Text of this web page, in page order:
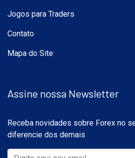
Jogos para Traders
Contato
Mapa do Site
Assine nossa Newsletter
Receba novidades sobre Forex no
diferencie dos demais